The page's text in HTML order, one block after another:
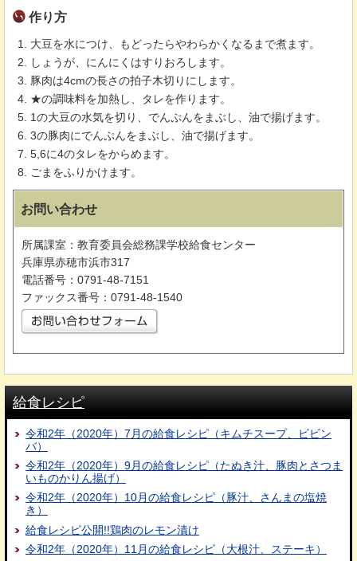
作り方
大豆を水につけ、もどったらやわらかくなるまで煮ます。
しょうが、にんにくはすりおろします。
豚肉は4cmの長さの拍子木切りにします。
★の調味料を加熱し、タレを作ります。
1の大豆の水気を切り、でんぷんをまぶし、油で揚げます。
3の豚肉にでんぷんをまぶし、油で揚げます。
5,6に4のタレをからめます。
ごまをふりかけます。
お問い合わせ
所属課室：教育委員会総務課学校給食センター
兵庫県赤穂市浜市317
電話番号：0791-48-7151
ファックス番号：0791-48-1540
給食レシピ
令和2年（2020年）7月の給食レシピ（キムチスープ、ビビン
バ）
令和2年（2020年）9月の給食レシピ（たぬき汁、豚肉とさつま
いものかりん揚げ）
令和2年（2020年）10月の給食レシピ（豚汁、さんまの塩焼
き）
給食レシピ公開!!鶏肉のレモン漬け
令和2年（2020年）11月の給食レシピ（大根汁、ステーキ）